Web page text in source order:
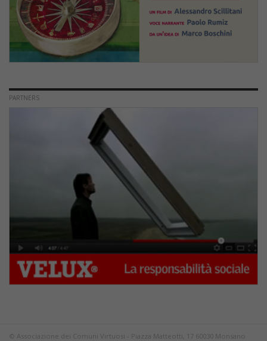
PARTNERS
© Associazione dei Comuni Virtuosi - Piazza Matteotti, 17 60030 Monsano